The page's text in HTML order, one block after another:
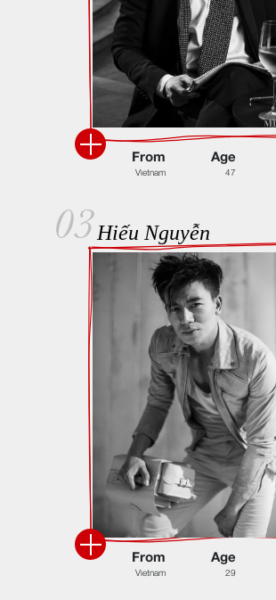
From
Vietnam
Age
47
03Hiếu Nguyễn
From
Vietnam
Age
29